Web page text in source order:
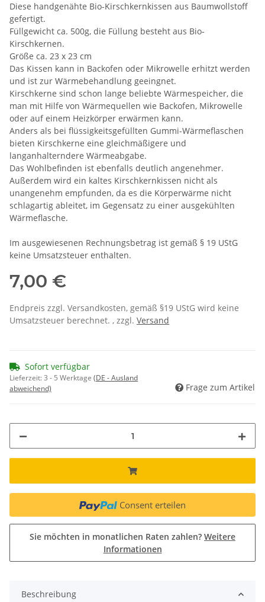
Diese handgenähte Bio-Kirschkernkissen aus Baumwollstoff
gefertigt.
Füllgewicht ca. 500g, die Füllung besteht aus Bio-
Kirschkernen.
Größe ca. 23 x 23 cm
Das Kissen kann in Backofen oder Mikrowelle erhitzt werden
und ist zur Wärmebehandlung geeingnet.
Kirschkerne sind schon lange beliebte Wärmespeicher, die
man mit Hilfe von Wärmequellen wie Backofen, Mikrowelle
oder auf einem Heizkörper erwärmen kann.
Anders als bei flüssigkeitsgefüllten Gummi-Wärmeflaschen
bieten Kirschkerne eine gleichmäßigere und
langanhalterndere Wärmeabgabe.
Das Wohlbefinden ist ebenfalls deutlich angenehmer.
Außerdem wird ein kaltes Kirschkernkissen nicht als
unangenehm empfunden, da es die Körperwärme nicht
schlagartig ableitet, im Gegensatz zu einer ausgekühlten
Wärmeflasche.
Im ausgewiesenen Rechnungsbetrag ist gemäß § 19 UStG
keine Umsatzsteuer enthalten.
7,00 €
Endpreis zzgl. Versandkosten, gemäß §19 UStG wird keine
Umsatzsteuer berechnet. , zzgl. Versand
Sofort verfügbar
Lieferzeit:3 - 5 Werktage (DE - Ausland
abweichend)
Frage zum Artikel
Consent erteilen
Sie möchten in monatlichen Raten zahlen? Weitere
Informationen
Beschreibung